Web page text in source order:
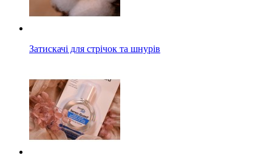
Затискачі для стрічок та шнурів